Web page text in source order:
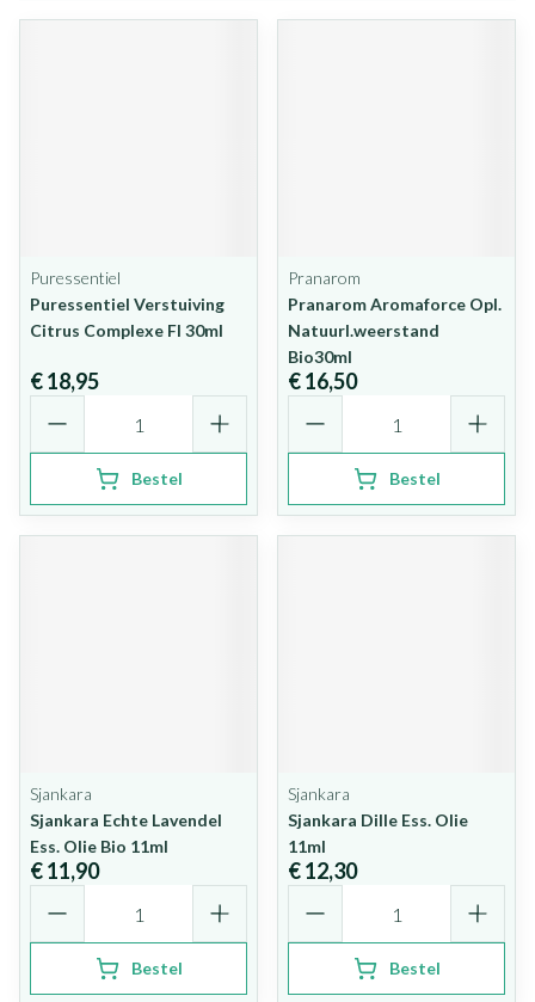
Puressentiel
Puressentiel Verstuiving
Citrus Complexe Fl 30ml
€ 18,95
Bestel
Pranarom
Pranarom Aromaforce Opl.
Natuurl.weerstand
Bio30ml
€ 16,50
Bestel
Sjankara
Sjankara Echte Lavendel
Ess. Olie Bio 11ml
€ 11,90
Bestel
Sjankara
Sjankara Dille Ess. Olie
11ml
€ 12,30
Bestel